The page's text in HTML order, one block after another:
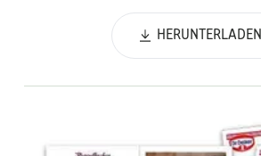
HERUNTERLADEN